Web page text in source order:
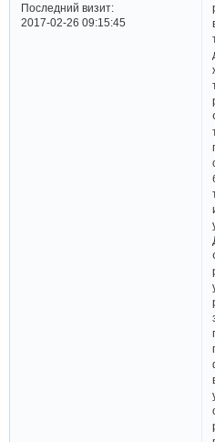
Последний визит:
2017-02-26 09:15:45